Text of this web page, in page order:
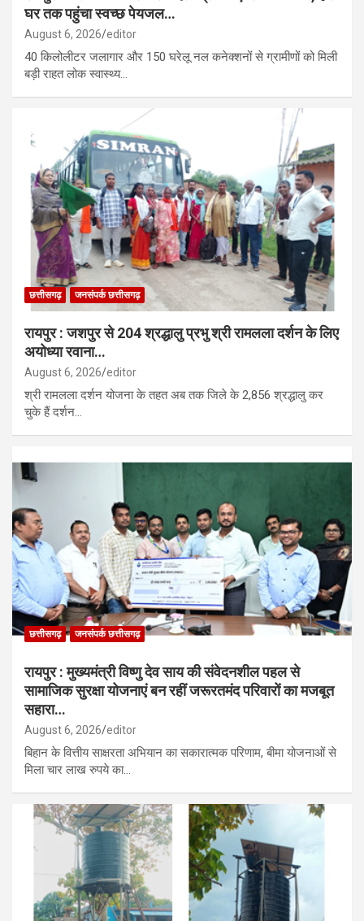
घर तक पहुंचा स्वच्छ पेयजल…
August 6, 2026 editor
40 किलोलीटर जलागार और 150 घरेलू नल कनेक्शनों से ग्रामीणों को मिली
बड़ी राहत लोक स्वास्थ्य…
छत्तीसगढ़ जनसंपर्क छत्तीसगढ़
रायपुर : जशपुर से 204 श्रद्धालु प्रभु श्री रामलला दर्शन के लिए
अयोध्या रवाना…
August 6, 2026 editor
श्री रामलला दर्शन योजना के तहत अब तक जिले के 2,856 श्रद्धालु कर
चुके हैं दर्शन…
छत्तीसगढ़ जनसंपर्क छत्तीसगढ़
रायपुर : मुख्यमंत्री विष्णु देव साय की संवेदनशील पहल से
सामाजिक सुरक्षा योजनाएं बन रहीं जरूरतमंद परिवारों का मजबूत
सहारा…
August 6, 2026 editor
बिहान के वित्तीय साक्षरता अभियान का सकारात्मक परिणाम, बीमा योजनाओं से
मिला चार लाख रुपये का…